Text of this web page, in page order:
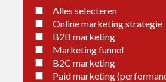
Alles selecteren
Online marketing strategie
B2B marketing
Marketing funnel
B2C marketing
Paid marketing